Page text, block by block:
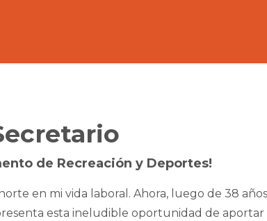
de Recreación y Deportes!
en mi vida laboral. Ahora, luego de 38
esta ineludible oportunidad de aportar